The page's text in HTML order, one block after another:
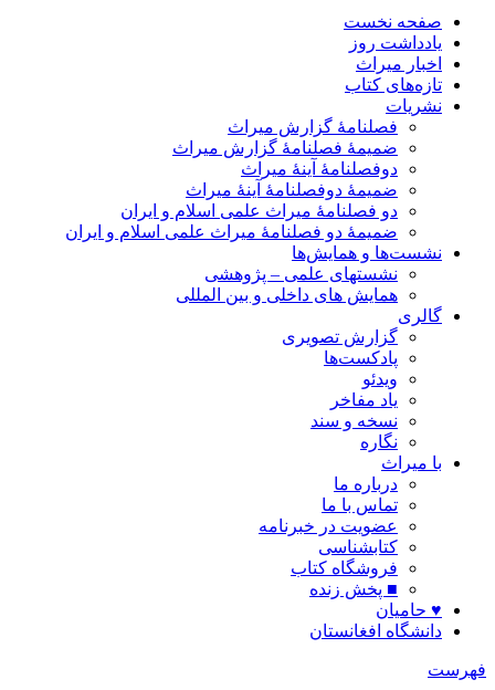
صفحه نخست
یادداشت روز
اخبار میراث
تازه‌های کتاب
نشریات
فصلنامۀ گزارش میراث
ضمیمۀ فصلنامۀ گزارش میراث
دوفصلنامۀ آینۀ میراث
ضمیمۀ دوفصلنامۀ آینۀ میراث
دو فصلنامۀ میراث علمی اسلام و ایران
ضمیمۀ دو فصلنامۀ میراث علمی اسلام و ایران
نشست‌ها و همایش‌ها
نشستهای علمی – پژوهشی
همایش های داخلی و بین المللی
گالری
گزارش تصویری
پادکست‌ها
ویدئو
یاد مفاخر
نسخه و سند
نگاره
با میراث
درباره ما
تماس با ما
عضویت در خبرنامه
کتابشناسی
فروشگاه کتاب
■ پخش زنده
♥ حامیان
دانشگاه افغانستان
فهرست